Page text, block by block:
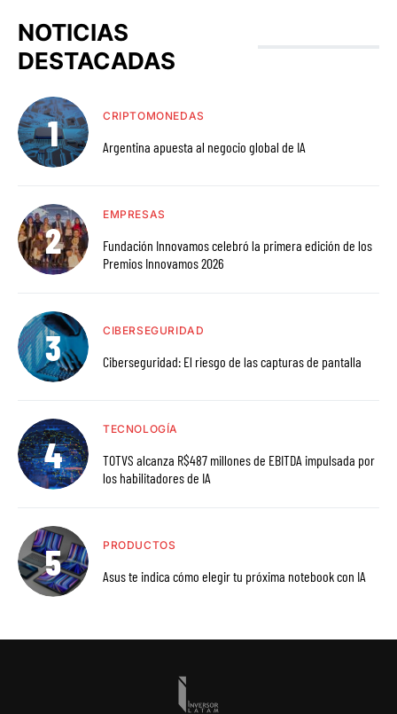
NOTICIAS
DESTACADAS
CRIPTOMONEDAS
Argentina apuesta al negocio global de IA
EMPRESAS
Fundación Innovamos celebró la primera edición de los
Premios Innovamos 2026
CIBERSEGURIDAD
Ciberseguridad: El riesgo de las capturas de pantalla
TECNOLOGÍA
TOTVS alcanza R$487 millones de EBITDA impulsada por
los habilitadores de IA
PRODUCTOS
Asus te indica cómo elegir tu próxima notebook con IA